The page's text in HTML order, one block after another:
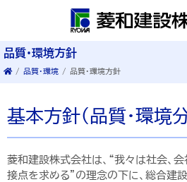
品質・環境方針
/ 品質・環境 / 品質・環境方針
基本方針（品質・環境
菱和建設株式会社は、“我々は社会、
接点を求める”の理念の下に、総合建